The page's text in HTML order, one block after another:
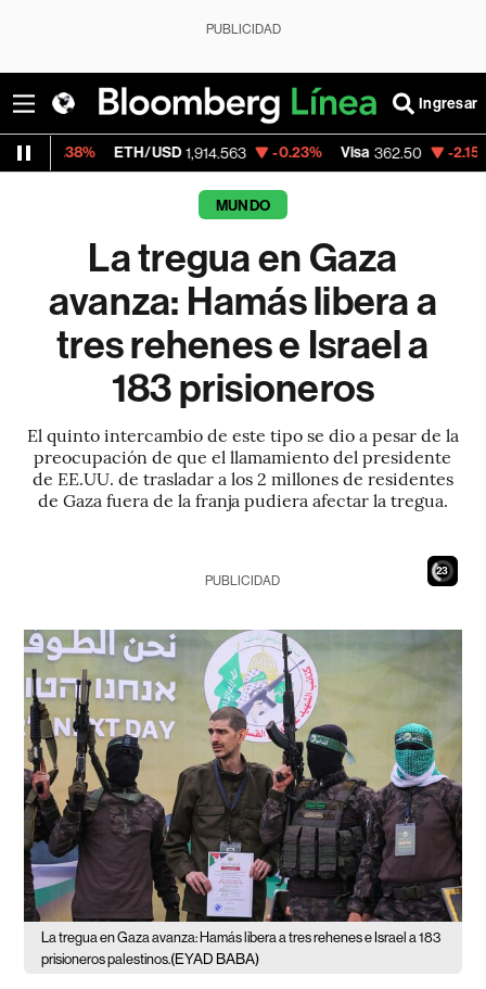
PUBLICIDAD
Ingresar
ETH/USD 1,914.563 -0.23% Visa 362.50 -2.15%
MUNDO
La tregua en Gaza
avanza: Hamás libera a
tres rehenes e Israel a
183 prisioneros
El quinto intercambio de este tipo se dio a pesar de la
preocupación de que el llamamiento del presidente
de EE.UU. de trasladar a los 2 millones de residentes
de Gaza fuera de la franja pudiera afectar la tregua.
21
PUBLICIDAD
La tregua en Gaza avanza: Hamás libera a tres rehenes e Israel a 183
prisioneros palestinos.(EYAD BABA)